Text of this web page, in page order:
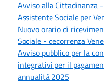
Avviso alla Cittadinanza
Assistente Sociale per
Nuovo orario di
Sociale - decorrenza
Avviso pubblico per la
integrativi per il
annualità 2025